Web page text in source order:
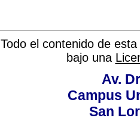
Todo el contenido de
bajo una
Av.
Campus
San